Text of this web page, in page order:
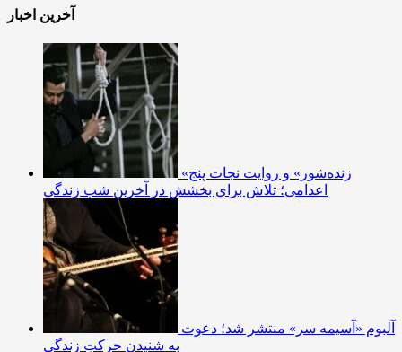
آخرین اخبار
«زنده‌شور» و روایت نجات پنج
اعدامی؛ تلاش برای بخشش در آخرین شب زندگی
آلبوم «آسیمه سر» منتشر شد؛ دعوت
به شنیدن حرکتِ زندگی